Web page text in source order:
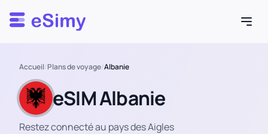
Esimy
Accueil/Plans de voyage/Albanie
eSIM Albanie
Restez connecté au pays des Aigles